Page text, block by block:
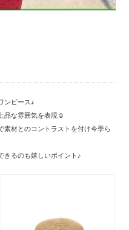
ンピース♪
品な雰囲気を表現☺︎
素材とのコントラストを付け今季ら
きるのも嬉しいポイント♪